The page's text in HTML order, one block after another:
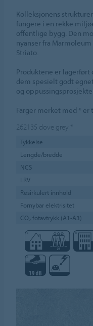
Kolleksjonens
fungere i en rekke
offentlige bygg. Den
nyanser fra
Striato.
Produktene er lagerført
dem spesielt godt
og
Farger merket med *
262135 dove grey
Tykkelse
Lengde/bredde
NCS
LRV
Resirkulert innhold
Fornybar elektrisitet
CO₂ fotavtrykk (A1-A3)